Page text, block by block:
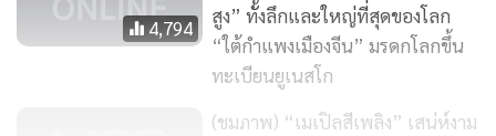
4,794
สูง” ทั้งลึกและใหญ่ที่สุดของโลก
“ใต้กำแพงเมืองจีน” มรดกโลกขึ้น
ทะเบียนยูเนสโก
(ชมภาพ) “เมเปิลสีเพลิง” เสน่ห์งาม